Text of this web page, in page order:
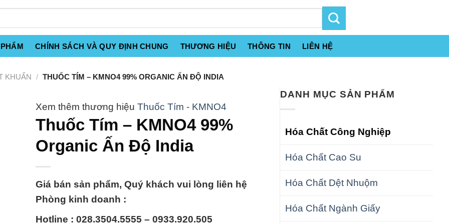
CHÍNH SÁCH VÀ QUY ĐỊNH CHUNG THƯƠNG HIỆU THÔNG TIN LIÊN HỆ
KHUẨN / THUỐC TÍM – KMNO4 99% ORGANIC ẤN ĐỘ INDIA
DANH MỤC SẢN PHẨM
Hóa Chất Công Nghiệp
Hóa Chất Cao Su
Hóa Chất Dệt Nhuộm
Hóa Chất Ngành Giấy
Thuốc Tím - KMNO4
Thuốc Tím – KMNO4 99%
Organic Ấn Độ India
Giá bán sản phẩm, Quý khách vui lòng liên hệ
Phòng kinh doanh :
Hotline : 028.3504.5555 – 0933.920.505